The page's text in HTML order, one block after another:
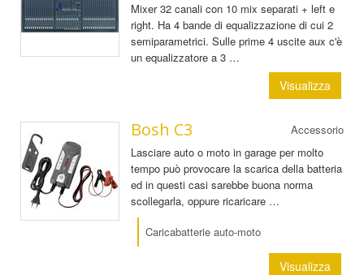
Mixer 32 canali con 10 mix separati + left e
right. Ha 4 bande di equalizzazione di cui 2
semiparametrici. Sulle prime 4 uscite aux c'è
un equalizzatore a 3 …
Visualizza
Accessorio
Bosh C3
Lasciare auto o moto in garage per molto
tempo può provocare la scarica della batteria
ed in questi casi sarebbe buona norma
scollegarla, oppure ricaricare …
Caricabatterie auto-moto
Visualizza